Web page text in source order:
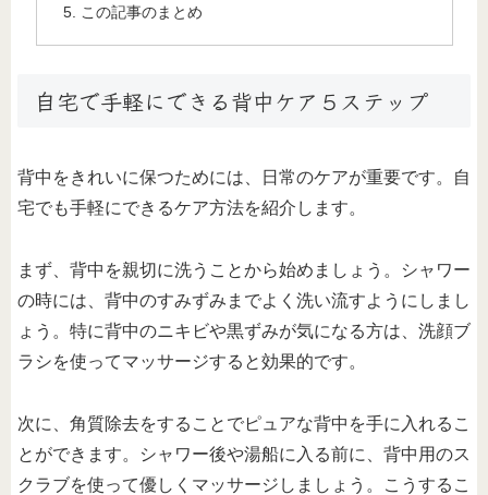
この記事のまとめ
自宅で手軽にできる背中ケア５ステップ
背中をきれいに保つためには、日常のケアが重要です。自
宅でも手軽にできるケア方法を紹介します。
まず、背中を親切に洗うことから始めましょう。シャワー
の時には、背中のすみずみまでよく洗い流すようにしまし
ょう。特に背中のニキビや黒ずみが気になる方は、洗顔ブ
ラシを使ってマッサージすると効果的です。
次に、角質除去をすることでピュアな背中を手に入れるこ
とができます。シャワー後や湯船に入る前に、背中用のス
クラブを使って優しくマッサージしましょう。こうするこ